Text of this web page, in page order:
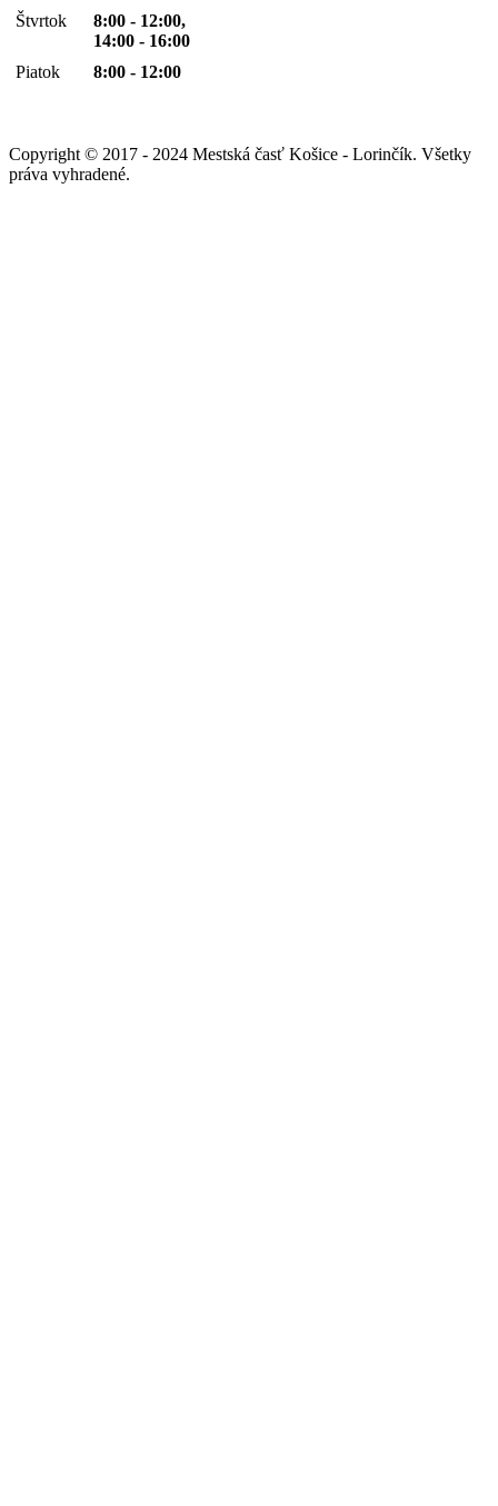
Štvrtok
8:00 - 12:00,
14:00 - 16:00
Piatok
8:00 - 12:00
Copyright © 2017 - 2024 Mestská časť Košice - Lorinčík. Všetky
práva vyhradené.